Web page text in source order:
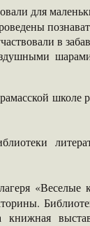
для
в
школе
«Веселые